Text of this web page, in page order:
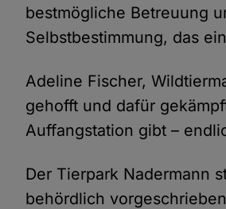
bestmögliche Betreuung
Selbstbestimmung, das
Adeline Fischer,
gehofft und dafür
Auffangstation gibt –
Der Tierpark Nadermann
behördlich